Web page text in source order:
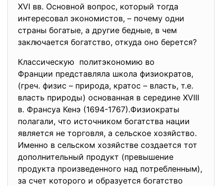
XVI вв. Основной вопрос, который тогда
интересовал экономистов, – почему одни
страны богатые, а другие бедные, в чем
заключается богатство, откуда оно берется?
Классическую политэкономию во
Франции представляла школа физиократов,
(греч. физис – природа, кратос – власть, т.е.
власть природы) основанная в середине XVIII
в. Франсуа Кенэ (1694-1767).Физиократы
полагали, что источником богатства нации
является не торговля, а сельское хозяйство.
Именно в сельском хозяйстве создается тот
дополнительный продукт (превышение
продукта произведенного над потребленным),
за счет которого и образуется богатство